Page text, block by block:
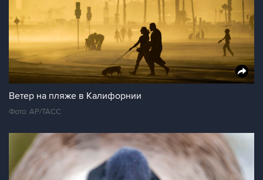
Ветер на пляже в Калифорнии
Фото: AP/ТАСС